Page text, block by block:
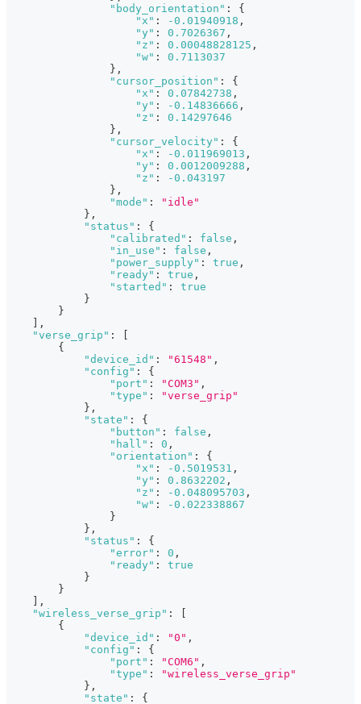
"body_orientation" :
{
"x" : -0.01940918 ,
"y" : 0.7026367 ,
"z" : 0.00048828125 ,
"w" :
0.7113037
} ,
"cursor_position" :
{
"x" : 0.07842738 ,
"y" : -0.14836666 ,
"z" :
0.14297646
} ,
"cursor_velocity" :
{
"x" : -0.011969013 ,
"y" : 0.0012009288 ,
"z" :
-0.043197
} ,
"mode" :
"idle"
} ,
"status" :
{
"calibrated" : false ,
"in_use" : false ,
"power_supply" : true ,
"ready" : true ,
"started" :
true
}
}
,
"verse_grip" :
{
"device_id" : "61548" ,
"config" :
{
"port" : "COM3" ,
"type" :
"verse_grip"
} ,
"state" :
{
"button" : false ,
"hall" : 0 ,
"orientation" :
{
"x" : -0.5019531 ,
"y" : 0.8632202 ,
"z" : -0.048095703 ,
"w" :
-0.022338867
}
} ,
"status" :
{
"error" : 0 ,
"ready" :
true
}
}
,
"wireless_verse_grip" :
{
"device_id" : "0" ,
"config" :
{
"port" : "COM6" ,
"type" :
"wireless_verse_grip"
} ,
"state" :
{